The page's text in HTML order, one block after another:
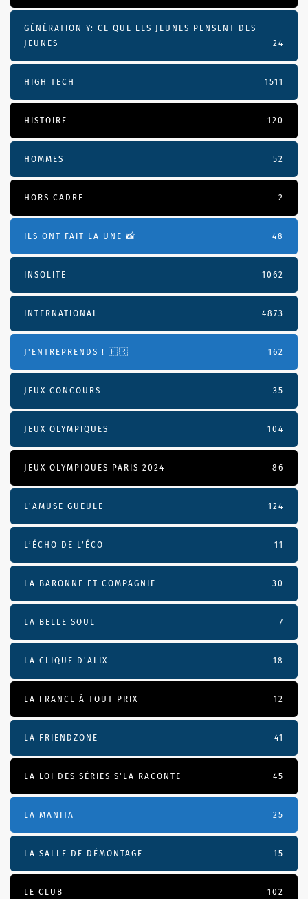
GÉNÉRATION Y: CE QUE LES JEUNES PENSENT DES
JEUNES
24
HIGH TECH 1511
HISTOIRE 120
HOMMES 52
HORS CADRE 2
ILS ONT FAIT LA UNE 📸 48
INSOLITE 1062
INTERNATIONAL 4873
J'ENTREPRENDS ! 🇫🇷 162
JEUX CONCOURS 35
JEUX OLYMPIQUES 104
JEUX OLYMPIQUES PARIS 2024 86
L'AMUSE GUEULE 124
L’ÉCHO DE L’ÉCO 11
LA BARONNE ET COMPAGNIE 30
LA BELLE SOUL 7
LA CLIQUE D'ALIX 18
LA FRANCE À TOUT PRIX 12
LA FRIENDZONE 41
LA LOI DES SÉRIES S'LA RACONTE 45
LA MANITA 25
LA SALLE DE DÉMONTAGE 15
LE CLUB 102